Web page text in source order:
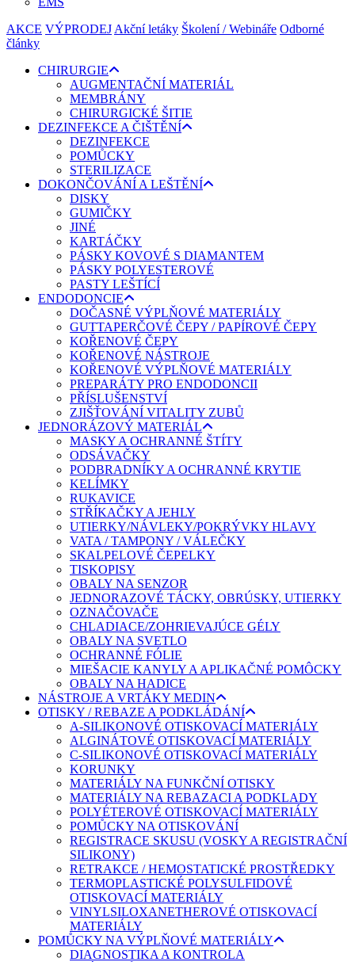
AKCE VÝPRODEJ Akční letáky Školení / Webináře Odborné
články
CHIRURGIE
AUGMENTAČNÍ MATERIÁL
MEMBRÁNY
CHIRURGICKÉ ŠITIE
DEZINFEKCE A ČIŠTĚNÍ
DEZINFEKCE
POMŮCKY
STERILIZACE
DOKONČOVÁNÍ A LEŠTĚNÍ
DISKY
GUMIČKY
JINÉ
KARTÁČKY
PÁSKY KOVOVÉ S DIAMANTEM
PÁSKY POLYESTEROVÉ
PASTY LEŠTÍCÍ
ENDODONCIE
DOČASNÉ VÝPLŇOVÉ MATERIÁLY
GUTTAPERČOVÉ ČEPY / PAPÍROVÉ ČEPY
KOŘENOVÉ ČEPY
KOŘENOVÉ NÁSTROJE
KOŘENOVÉ VÝPLŇOVÉ MATERIÁLY
PREPARÁTY PRO ENDODONCII
PŘÍSLUŠENSTVÍ
ZJIŠŤOVÁNÍ VITALITY ZUBŮ
JEDNORÁZOVÝ MATERIÁL
MASKY A OCHRANNÉ ŠTÍTY
ODSÁVAČKY
PODBRADNÍKY A OCHRANNÉ KRYTIE
KELÍMKY
RUKAVICE
STŘÍKAČKY A JEHLY
UTIERKY/NÁVLEKY/POKRÝVKY HLAVY
VATA / TAMPONY / VÁLEČKY
SKALPELOVÉ ČEPELKY
TISKOPISY
OBALY NA SENZOR
JEDNORAZOVÉ TÁCKY, OBRÚSKY, UTIERKY
OZNAČOVAČE
CHLADIACE/ZOHRIEVAJÚCE GÉLY
OBALY NA SVETLO
OCHRANNÉ FÓLIE
MIEŠACIE KANYLY A APLIKAČNÉ POMÔCKY
OBALY NA HADICE
NÁSTROJE A VRTÁKY MEDIN
OTISKY / REBAZE A PODKLÁDÁNÍ
A-SILIKONOVÉ OTISKOVACÍ MATERIÁLY
ALGINÁTOVÉ OTISKOVACÍ MATERIÁLY
C-SILIKONOVÉ OTISKOVACÍ MATERIÁLY
KORUNKY
MATERIÁLY NA FUNKČNÍ OTISKY
MATERIÁLY NA REBAZACI A PODKLADY
POLYÉTEROVÉ OTISKOVACÍ MATERIÁLY
POMŮCKY NA OTISKOVÁNÍ
REGISTRACE SKUSU (VOSKY A REGISTRAČNÍ
SILIKONY)
RETRAKCE / HEMOSTATICKÉ PROSTŘEDKY
TERMOPLASTICKÉ POLYSULFIDOVÉ
OTISKOVACÍ MATERIÁLY
VINYLSILOXANETHEROVÉ OTISKOVACÍ
MATERIÁLY
POMŮCKY NA VÝPLŇOVÉ MATERIÁLY
DIAGNOSTIKA A KONTROLA